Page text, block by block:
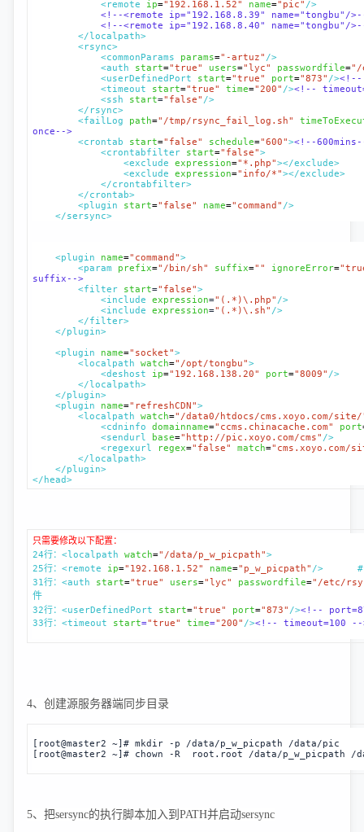
<remote ip="192.168.1.52" name="pic" />
<!--<remote ip="192.168.8.39" name="tongbu"/
<!--<remote ip="192.168.8.40" name="tongbu"/
</localpath>
<rsync>
<commonParams params="-artuz" />
<auth start="true" users="lyc" passwordfile="/
<userDefinedPort start="true" port="873" /><!--
<timeout start="true" time="200" /><!--
<ssh start="false" />
</rsync>
<failLog path="/tmp/rsync_fail_log.sh"
once-->
<crontab start="false" schedule="600"><!--
<crontabfilter start="false">
<exclude expression="*.php"></exclude>
<exclude expression="info/*"></exclude>
</crontabfilter>
</crontab>
<plugin start="false" name="command" />
</sersync>
<plugin name="command">
<param prefix="/bin/sh" suffix="" ignoreError=
suffix-->
<filter start="false">
<include expression="(.*)\.php" />
<include expression="(.*)\.sh" />
</filter>
</plugin>
<plugin name="socket">
<localpath watch="/opt/tongbu">
<deshost ip="192.168.138.20" port="8009" />
</localpath>
</plugin>
<plugin name="refreshCDN">
<localpath watch="/data0/htdocs/cms.xoyo.com/
<cdninfo domainname="ccms.chinacache.com" port
<sendurl
base="http://pic.xoyo.com/cms" />
<regexurl
regex="false" match="cms.xoyo.com/
</localpath>
</plugin>
</head>
只需要修改以下配置：
24行：<localpath watch="/data/p_w_picpath"> #源
25行：<remote ip="192.168.1.52" name="p_w_picpath" /> #目
31行：<auth start="true" users="lyc" passwordfile="/etc/
件
32行：<userDefinedPort start="true" port="873" /><!--
33行：<timeout start="true" time="200" /><!--
4、创建源服务器端同步目录
[root@master2 ~]# mkdir -p /data/p_w_picpath /data/pic
[root@master2 ~]# chown -R root.root /data/p_w_picpath /
5、 把sersync的执行脚本加入到PATH并启动sersync